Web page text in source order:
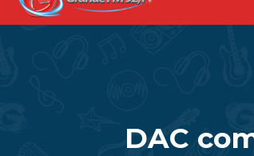
DAC